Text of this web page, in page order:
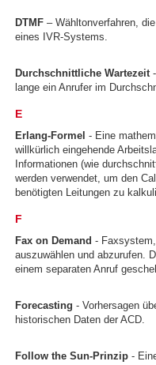
DTMF – Wähltonverfahren,
eines IVR-Systems.
Durchschnittliche Wartezeit-
lange ein Anrufer im
E
Erlang-Formel - Eine
willkürlich eingehende
Informationen (wie
werden verwendet, um den
benötigten Leitungen zu
F
Fax on Demand -
auszuwählen und abzurufen.
einem separaten Anruf
Forecasting - Vorhersagen
historischen Daten der ACD.
Follow the Sun-Prinzip -